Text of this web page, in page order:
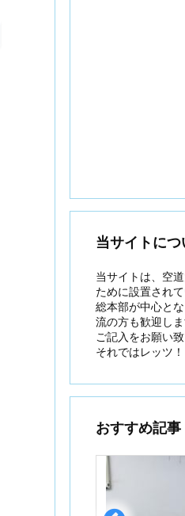
当サイトにつ
当サイトは、空
ために設置されて
総本部が中心と
流の方も歓迎し
ご記入をお願い
それではレッツ
おすすめ記事